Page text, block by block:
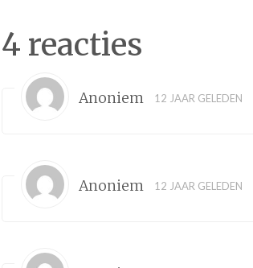
4 reacties
Anoniem 12 JAAR GELEDEN
Anoniem 12 JAAR GELEDEN